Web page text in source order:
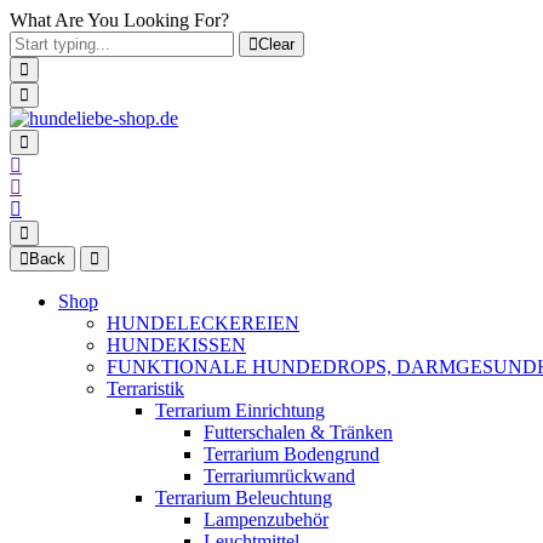
What Are You Looking For?
Clear
Back
Shop
HUNDELECKEREIEN
HUNDEKISSEN
FUNKTIONALE HUNDEDROPS,
Terraristik
Terrarium Einrichtung
Futterschalen & Tränken
Terrarium Bodengrund
Terrariumrückwand
Terrarium Beleuchtung
Lampenzubehör